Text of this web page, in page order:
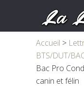
Accueil >
BTS/DUT/
Bac Pro
canin et félin